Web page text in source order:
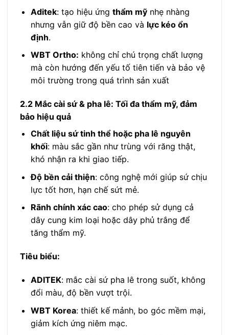
Aditek: tạo hiệu ứng thẩm mỹnhẹ nhàng
nhưng vẫn giữ độ bền cao và lực kéo ổn
định.
WBT Ortho: không chỉ chú trọng chất lượng
mà còn hướng đến yếu tố tiên tiến và bảo vệ
môi trường trong quá trình sản xuất
2.2 Mắc cài sứ & pha lê: Tối đa thẩm mỹ, đảm
bảo hiệu quả
Chất liệu sứ tinh thể hoặc pha lê nguyên
khối: màu sắc gần như trùng với răng thật,
khó nhận ra khi giao tiếp.
Độ bền cải thiện: công nghệ mới giúp sứ chịu
lực tốt hơn, hạn chế sứt mẻ.
Rãnh chính xác cao: cho phép sử dụng cả
dây cung kim loại hoặc dây phủ trắng để
tăng thẩm mỹ.
Tiêu biểu:
ADITEK: mắc cài sứ pha lê trong suốt, không
đổi màu, độ bền vượt trội.
WBT Korea: thiết kế mảnh, bo góc mềm mại,
giảm kích ứng niêm mạc.